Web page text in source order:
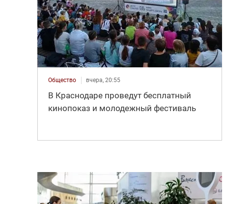
Общество вчера, 20:55
В Краснодаре проведут бесплатный
кинопоказ и молодежный фестиваль